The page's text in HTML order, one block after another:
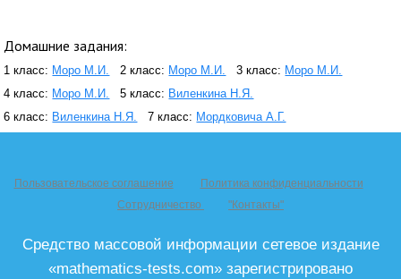
Домашние задания:
1 класс: Моро М.И. 2 класс: Моро М.И. 3 класс: Моро М.И.
4 класс: Моро М.И. 5 класс: Виленкина Н.Я.
6 класс: Виленкина Н.Я. 7 класс: Мордковича А.Г.
Пользовательское соглашение
Политика конфиденциальности
Сотрудничество
"Контакты"
Средство массовой информации сетевое издание
«mathematics-tests.com» зарегистрировано